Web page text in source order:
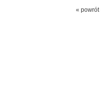
« powrót